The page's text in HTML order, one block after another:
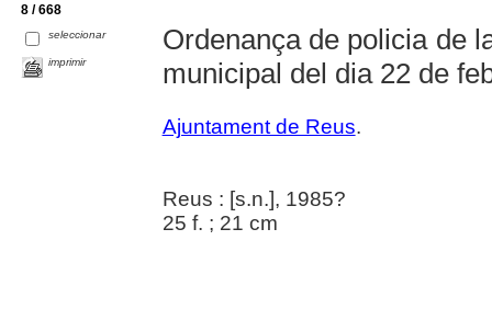
8 / 668
seleccionar
imprimir
Ordenança de policia de
municipal del dia 22 de
Ajuntament de Reus.
Reus : [s.n.], 1985?
25 f. ; 21 cm